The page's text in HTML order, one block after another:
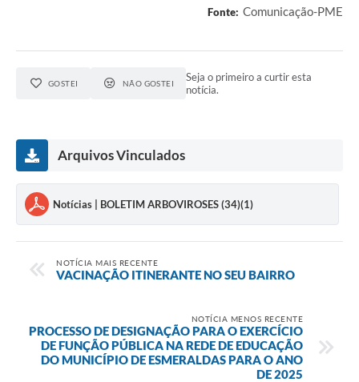
Fonte: Comunicação-PME
GOSTEI NÃO GOSTEI
Seja o primeiro a curtir esta
notícia.
Arquivos Vinculados
Notícias | BOLETIM ARBOVIROSES (34)(1)
NOTÍCIA MAIS RECENTE
VACINAÇÃO ITINERANTE NO SEU BAIRRO
NOTÍCIA MENOS RECENTE
PROCESSO DE DESIGNAÇÃO PARA O EXERCÍCIO
DE FUNÇÃO PÚBLICA NA REDE DE EDUCAÇÃO
DO MUNICÍPIO DE ESMERALDAS PARA O ANO
DE 2025